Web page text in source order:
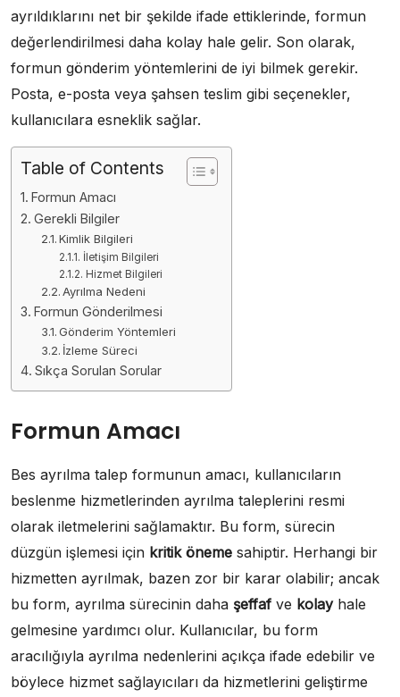
ayrıldıklarını net bir şekilde ifade ettiklerinde, formun
değerlendirilmesi daha kolay hale gelir. Son olarak,
formun gönderim yöntemlerini de iyi bilmek gerekir.
Posta, e-posta veya şahsen teslim gibi seçenekler,
kullanıcılara esneklik sağlar.
Table of Contents
Formun Amacı
Gerekli Bilgiler
Kimlik Bilgileri
İletişim Bilgileri
Hizmet Bilgileri
Ayrılma Nedeni
Formun Gönderilmesi
Gönderim Yöntemleri
İzleme Süreci
Sıkça Sorulan Sorular
Formun Amacı
Bes ayrılma talep formunun amacı, kullanıcıların
beslenme hizmetlerinden ayrılma taleplerini resmi
olarak iletmelerini sağlamaktır. Bu form, sürecin
düzgün işlemesi için kritik öneme sahiptir. Herhangi bir
hizmetten ayrılmak, bazen zor bir karar olabilir; ancak
bu form, ayrılma sürecinin daha şeffaf ve kolayhale
gelmesine yardımcı olur. Kullanıcılar, bu form
aracılığıyla ayrılma nedenlerini açıkça ifade edebilir ve
böylece hizmet sağlayıcıları da hizmetlerini geliştirme